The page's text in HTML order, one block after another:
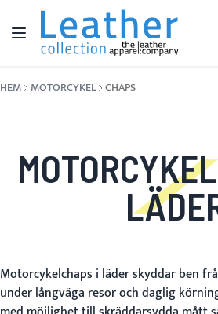
Hoppa till innehållet
Växla Nav
HEM MOTORCYKEL CHAPS
Motorcykelchaps i läder skyddar ben
under långväga resor och daglig